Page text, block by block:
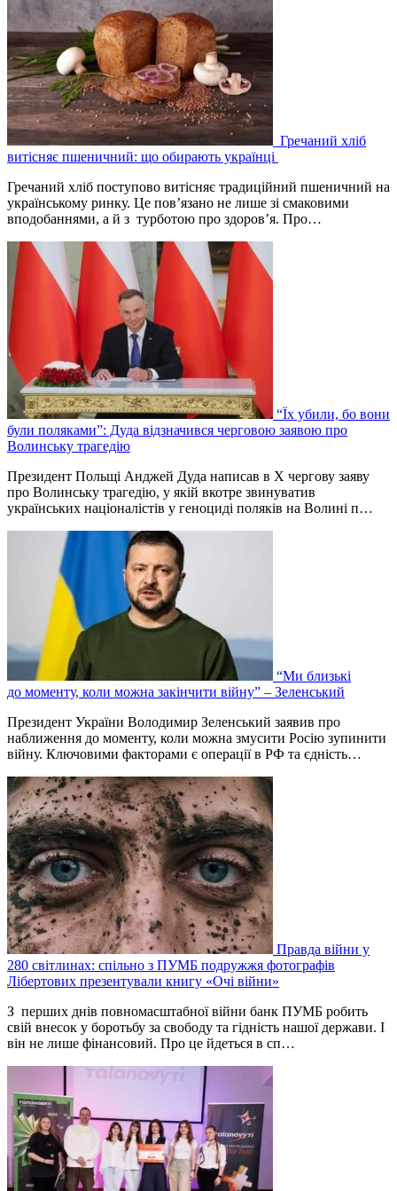
Гречаний хліб
витісняє пшеничний: що обирають українці
Гречаний хліб поступово витісняє традиційний пшеничний на
українському ринку. Це пов’язано не лише зі смаковими
вподобаннями, а й з турботою про здоров’я. Про…
“Їх убили, бо вони
були поляками”: Дуда відзначився черговою заявою про
Волинську трагедію
Президент Польщі Анджей Дуда написав в Х чергову заяву
про Волинську трагедію, у якій вкотре звинуватив
українських націоналістів у геноциді поляків на Волині п…
“Ми близькі
до моменту, коли можна закінчити війну” – Зеленський
Президент України Володимир Зеленський заявив про
наближення до моменту, коли можна змусити Росію зупинити
війну. Ключовими факторами є операції в РФ та єдність…
Правда війни у
280 світлинах: спільно з ПУМБ подружжя фотографів
Лібертових презентували книгу «Очі війни»
З перших днів повномасштабної війни банк ПУМБ робить
свій внесок у боротьбу за свободу та гідність нашої держави. І
він не лише фінансовий. Про це йдеться в сп…